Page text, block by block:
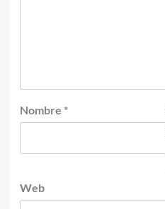
Nombre *
Web